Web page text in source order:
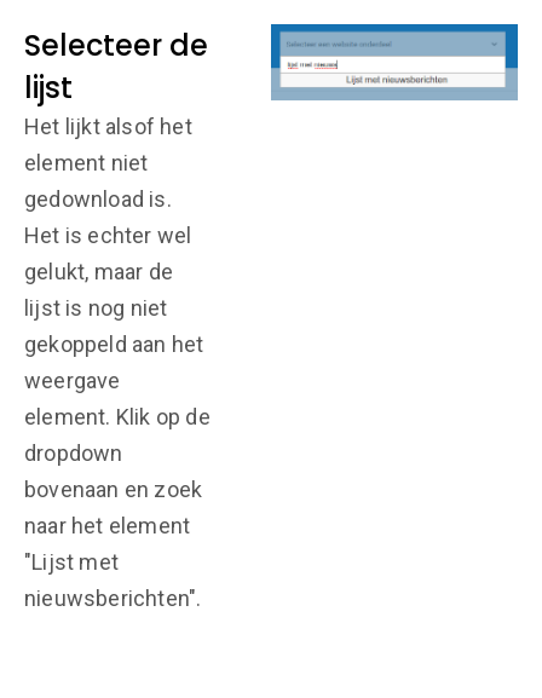
Selecteer de
lijst
Het lijkt alsof het
element niet
gedownload is.
Het is echter wel
gelukt, maar de
lijst is nog niet
gekoppeld aan het
weergave
element. Klik op de
dropdown
bovenaan en zoek
naar het element
"Lijst met
nieuwsberichten".